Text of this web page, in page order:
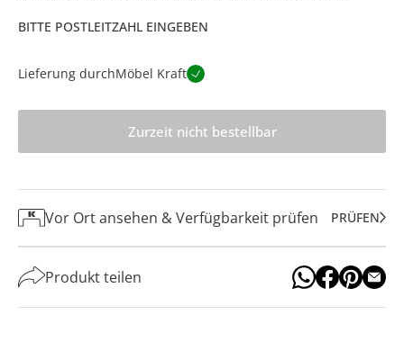
BITTE POSTLEITZAHL EINGEBEN
Lieferung durchMöbel Kraft
Zurzeit nicht bestellbar
Vor Ort ansehen & Verfügbarkeit prüfen PRÜFEN
Produkt teilen